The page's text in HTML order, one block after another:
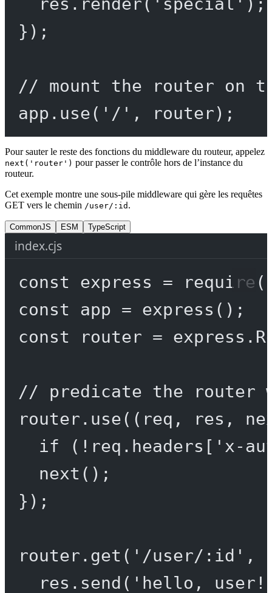
});
// mount the router on
app. use( '/' , router);
Pour sauter le reste des fonctions du middleware du routeur, appelez
next('router') pour passer le contrôle hors de l’instance du
routeur.
Cet exemple montre une sous-pile middleware qui gère les requêtes
GET vers le chemin /user/:id .
CommonJS ESM TypeScript
index.cjs
const express = require (
const
app = express ();
const
router = express.
// predicate the router
router. use(( req , res ,
if ( ! req.headers[ 'x-
next ();
});
router. get ( '/user/:id' ,
res. send ( 'hello,